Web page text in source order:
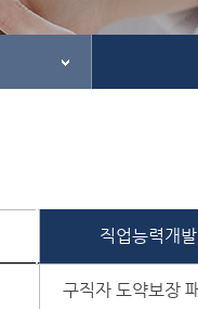
직업능력개발
구직자 도약보장